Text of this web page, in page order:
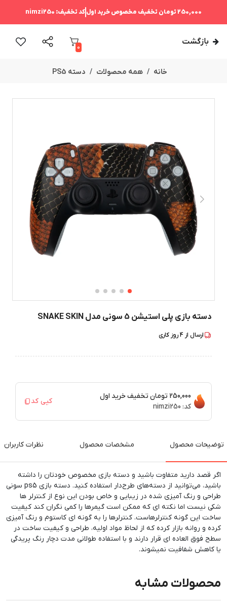
250,000 تومان تخفیف مخصوص خرید اولکد تخفیف: nimzi250
بازگشت
0
خانه همه محصولات دسته PS5
دسته بازی پلی استیشن 5 سونی مدل SNAKE SKIN
ارسال از 4روز کاری
250,000 تومان
تخفیف خرید اول
کد: nimzi250
کپی کد
توضیحات محصول مشخصات محصول نظرات کاربران
اگر قصد دارید متفاوت باشید و دسته بازی مخصوص خودتان را داشته
باشید، می‌توانید از دسته‌های طرح‌دار استفاده کنید. دسته بازی ps5 سونی
طراحی و رنگ آمیزی شده در زیبایی و خاص بودن این نوع از کنترلر ها
شکی نیست اما نکته ای که ممکن است گیمرها را کمی نگران کند کیفیت
ساخت این گونه کنترلرهاست. کنترلرها را به گونه ای کاستوم و رنگ آمیزی
کرده و روانه بازار کرده که از لحاظ مواد اولیه، طراحی و کیفیت ساخت در
سطح فوق العاده ای قرار دارند و با استفاده طولانی مدت دچار رنگ پریدگی
یا کاهش شفافیت نمیشوند.
محصولات مشابه